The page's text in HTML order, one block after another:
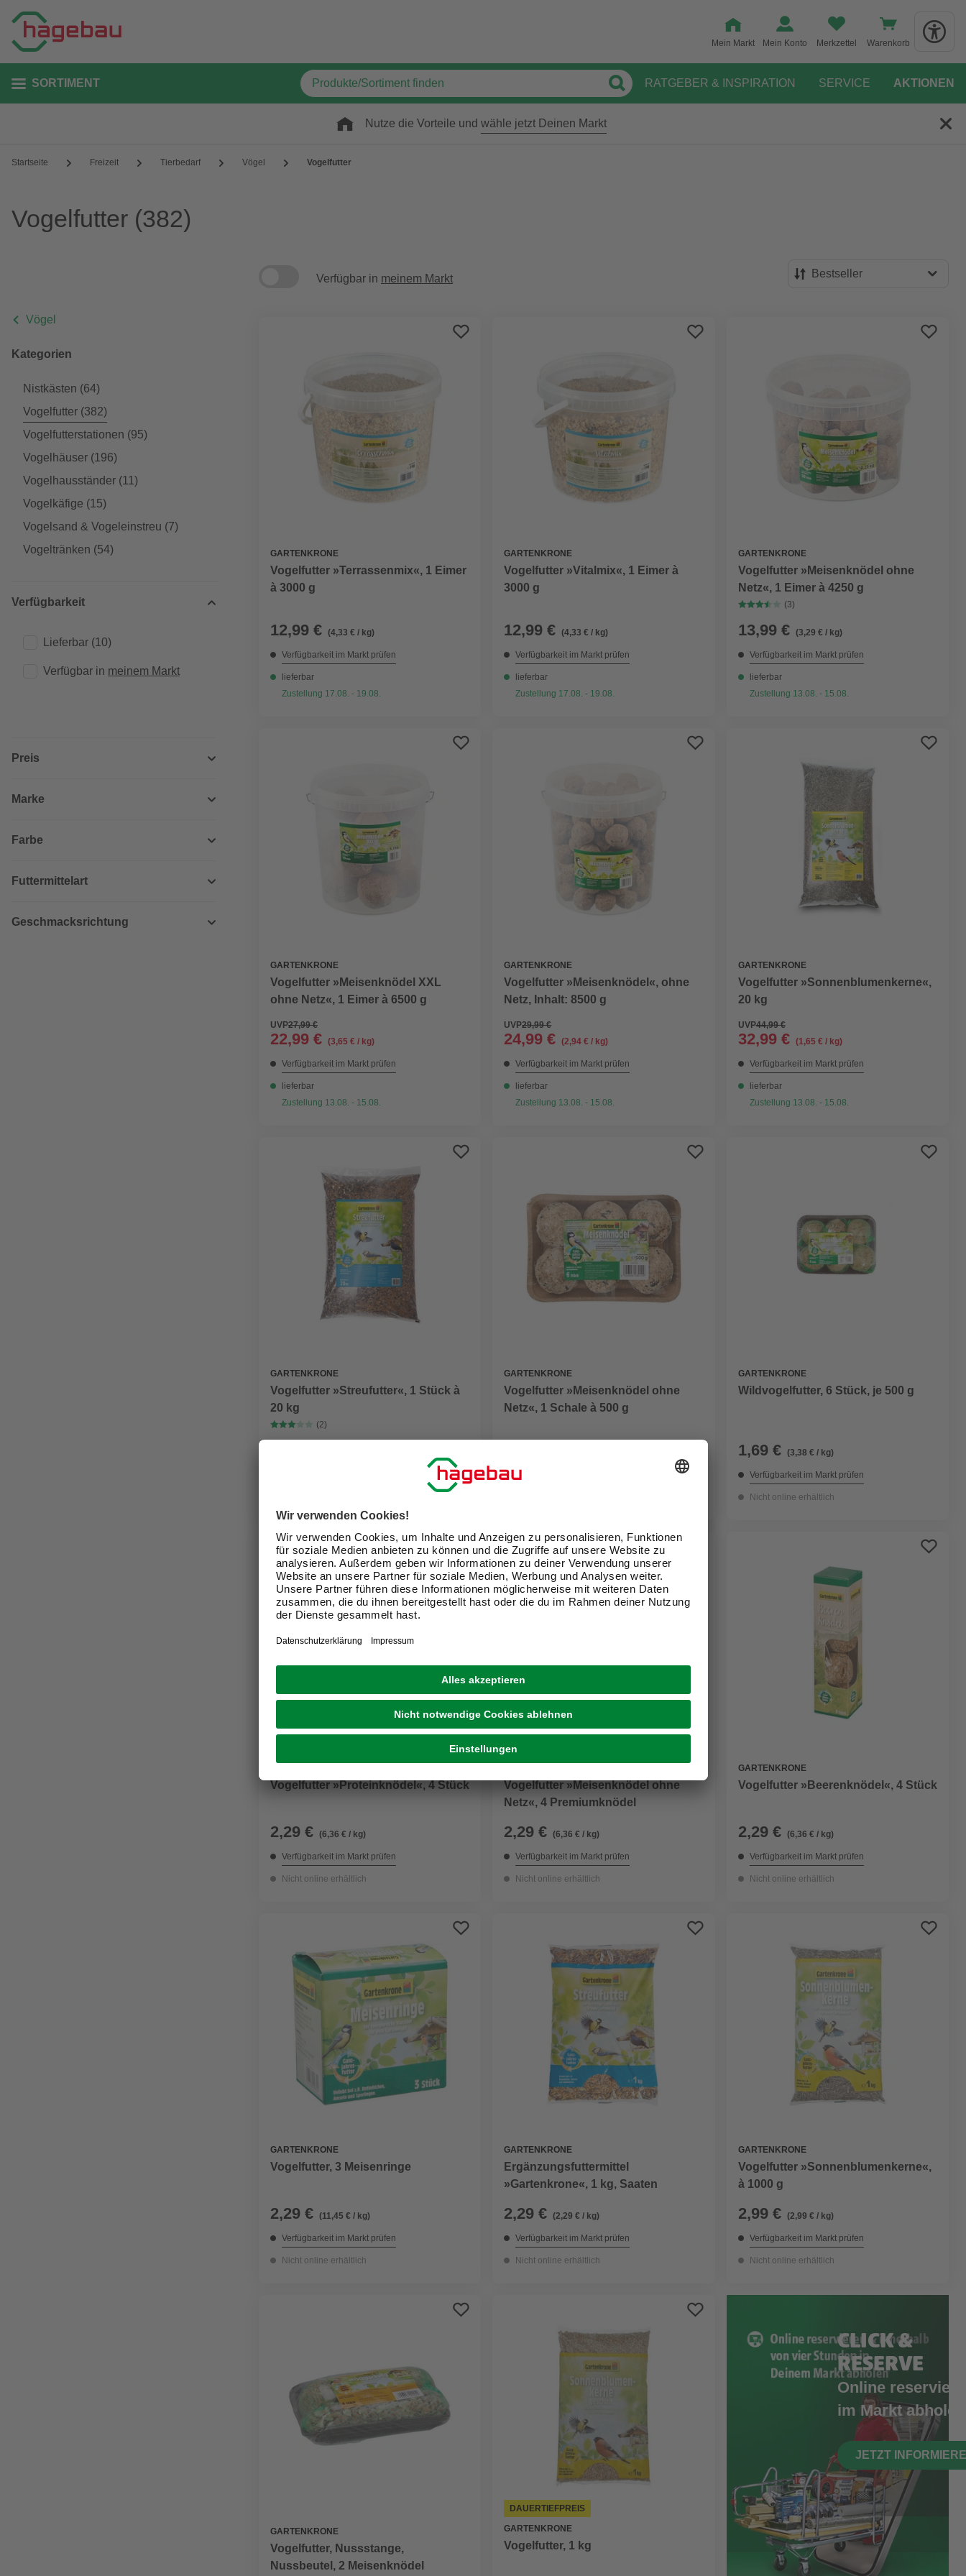
Mein Markt Mein Konto Merkzettel Warenkorb
SORTIMENT RATGEBER & INSPIRATION SERVICE AKTIONEN
Nutze die Vorteile und wähle jetzt Deinen Markt
Startseite Freizeit Tierbedarf Vögel Vogelfutter
Vogelfutter (382)
Vögel
Kategorien
Nistkästen (64)
Vogelfutter (382)
Vogelfutterstationen (95)
Vogelhäuser (196)
Vogelhausständer (11)
Vogelkäfige (15)
Vogelsand & Vogeleinstreu (7)
Vogeltränken (54)
Verfügbarkeit
Lieferbar (10)
Verfügbar in meinem Markt
Preis
Marke
Farbe
Futtermittelart
Geschmacksrichtung
Verfügbar in meinem Markt Bestseller
GARTENKRONE
Vogelfutter »Terrassenmix«, 1 Eimer
à 3000 g
12,99 € (4,33 € / kg)
Verfügbarkeit im Markt prüfen
lieferbar
Zustellung 17.08. - 19.08.
GARTENKRONE
Vogelfutter »Vitalmix«, 1 Eimer à
3000 g
12,99 € (4,33 € / kg)
Verfügbarkeit im Markt prüfen
lieferbar
Zustellung 17.08. - 19.08.
GARTENKRONE
Vogelfutter »Meisenknödel ohne
Netz«, 1 Eimer à 4250 g
(3)
13,99 € (3,29 € / kg)
Verfügbarkeit im Markt prüfen
lieferbar
Zustellung 13.08. - 15.08.
GARTENKRONE
Vogelfutter »Meisenknödel XXL
ohne Netz«, 1 Eimer à 6500 g
UVP27,99 €
22,99 € (3,65 € / kg)
Verfügbarkeit im Markt prüfen
lieferbar
Zustellung 13.08. - 15.08.
GARTENKRONE
Vogelfutter »Meisenknödel«, ohne
Netz, Inhalt: 8500 g
UVP29,99 €
24,99 € (2,94 € / kg)
Verfügbarkeit im Markt prüfen
lieferbar
Zustellung 13.08. - 15.08.
GARTENKRONE
Vogelfutter »Sonnenblumenkerne«,
20 kg
UVP44,99 €
32,99 € (1,65 € / kg)
Verfügbarkeit im Markt prüfen
lieferbar
Zustellung 13.08. - 15.08.
GARTENKRONE
Vogelfutter »Streufutter«, 1 Stück à
20 kg
(2)
GARTENKRONE
Vogelfutter »Meisenknödel ohne
Netz«, 1 Schale à 500 g
GARTENKRONE
Wildvogelfutter, 6 Stück, je 500 g
1,69 € (3,38 € / kg)
Verfügbarkeit im Markt prüfen
Nicht online erhältlich
Vogelfutter »Proteinknödel«, 4 Stück
2,29 € (6,36 € / kg)
Verfügbarkeit im Markt prüfen
Nicht online erhältlich
Vogelfutter »Meisenknödel ohne
Netz«, 4 Premiumknödel
2,29 € (6,36 € / kg)
Verfügbarkeit im Markt prüfen
Nicht online erhältlich
GARTENKRONE
Vogelfutter »Beerenknödel«, 4 Stück
2,29 € (6,36 € / kg)
Verfügbarkeit im Markt prüfen
Nicht online erhältlich
GARTENKRONE
Vogelfutter, 3 Meisenringe
2,29 € (11,45 € / kg)
Verfügbarkeit im Markt prüfen
Nicht online erhältlich
GARTENKRONE
Ergänzungsfuttermittel
»Gartenkrone«, 1 kg, Saaten
2,29 € (2,29 € / kg)
Verfügbarkeit im Markt prüfen
Nicht online erhältlich
GARTENKRONE
Vogelfutter »Sonnenblumenkerne«,
à 1000 g
2,99 € (2,99 € / kg)
Verfügbarkeit im Markt prüfen
Nicht online erhältlich
GARTENKRONE
Vogelfutter, Nussstange,
Nussbeutel, 2 Meisenknödel
DAUERTIEFPREIS
GARTENKRONE
Vogelfutter, 1 kg
CLICK &
RESERVE
Online
im Markt abholen
JETZT